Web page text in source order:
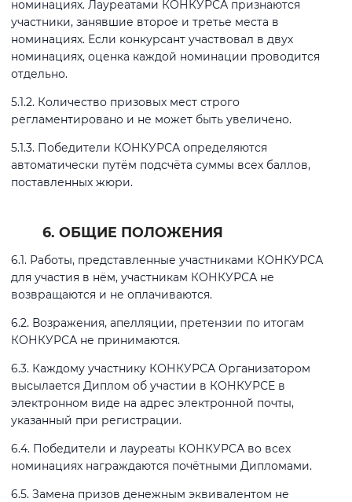
номинациях. Лауреатами КОНКУРСА признаются
участники, занявшие второе и третье места в
номинациях. Если конкурсант участвовал в двух
номинациях, оценка каждой номинации проводится
отдельно.
5.1.2. Количество призовых мест строго
регламентировано и не может быть увеличено.
5.1.3. Победители КОНКУРСА определяются
автоматически путём подсчёта суммы всех баллов,
поставленных жюри.
6. ОБЩИЕ ПОЛОЖЕНИЯ
6.1. Работы, представленные участниками КОНКУРСА
для участия в нём, участникам КОНКУРСА не
возвращаются и не оплачиваются.
6.2. Возражения, апелляции, претензии по итогам
КОНКУРСА не принимаются.
6.3. Каждому участнику КОНКУРСА Организатором
высылается Диплом об участии в КОНКУРСЕ в
электронном виде на адрес электронной почты,
указанный при регистрации.
6.4. Победители и лауреаты КОНКУРСА во всех
номинациях награждаются почётными Дипломами.
6.5. Замена призов денежным эквивалентом не